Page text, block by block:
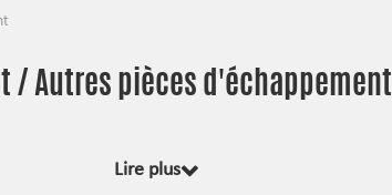
/ Autres pièces d'échappement
Lire plus